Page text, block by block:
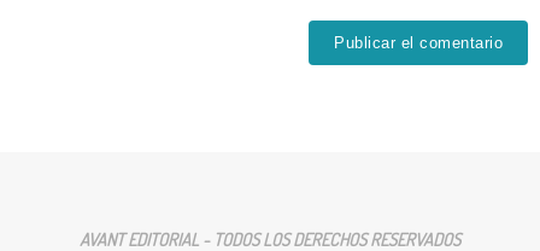
AVANT EDITORIAL - TODOS LOS DERECHOS RESERVADOS